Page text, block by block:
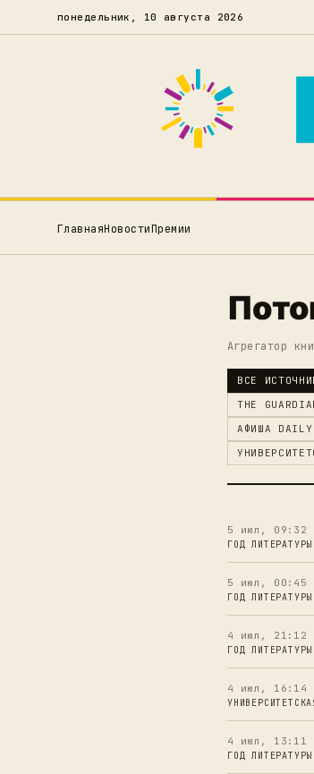
понедельник, 10 августа 2026
ГлавнаяНовостиПремии
Агрегатор
ВСЕ
THE
АФИША
5 июл, 09:32
ГОД ЛИТЕРАТУРЫ
5 июл, 00:45
ГОД ЛИТЕРАТУРЫ
4 июл, 21:12
ГОД ЛИТЕРАТУРЫ
4 июл, 16:14
4 июл, 13:11
ГОД ЛИТЕРАТУРЫ